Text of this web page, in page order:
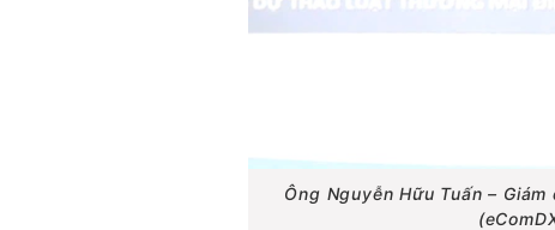
Ông Nguyễn Hữu Tuấn –